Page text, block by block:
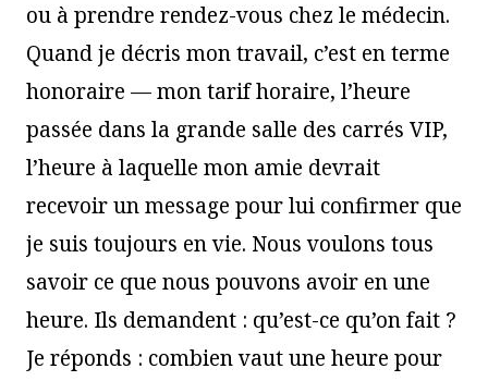
ou à prendre rendez-vous chez le médecin.
Quand je décris mon travail, c’est en terme
honoraire — mon tarif horaire, l’heure
passée dans la grande salle des carrés VIP,
l’heure à laquelle mon amie devrait
recevoir un message pour lui confirmer que
je suis toujours en vie. Nous voulons tous
savoir ce que nous pouvons avoir en une
heure. Ils demandent : qu’est-ce qu’on fait ?
Je réponds : combien vaut une heure pour